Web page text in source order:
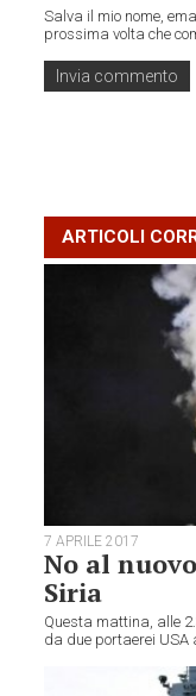
Salva il mio nome,
prossima volta che
ARTICOLI
7 APRILE 2017
No al
Siria
Questa mattina, alle
da due portaerei USA